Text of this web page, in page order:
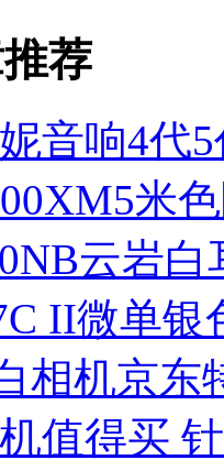
荐
音响4代
米
云岩白
II微单
相机京东
值得买